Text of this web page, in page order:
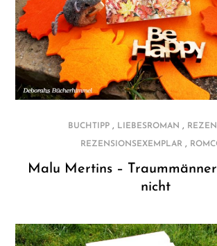
BUCHTIPP, LIEBESROMAN ,
REZENSIONSEXEMPLAR ,
Malu Mertins –
nicht